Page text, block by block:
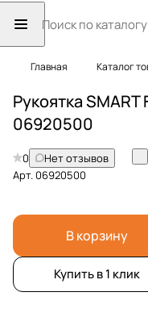
Главная Каталог
Рукоятка SMART
06920500
0
Нет отзывов
Арт.06920500
В корзину
Купить в 1 клик